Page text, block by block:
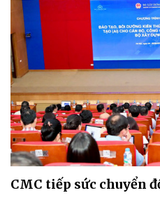
CMC tiếp sức chuyển